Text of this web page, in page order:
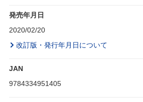
発売年月日
2020/02/20
改訂版・発行年月日について
JAN
9784334951405